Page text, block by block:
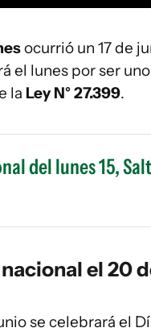
ocurrió un 17 de
el lunes por ser
la Ley N° 27.399.
del lunes 15,
el 20
se celebrará el